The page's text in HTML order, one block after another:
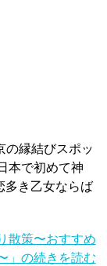
の縁結びスポッ
本で初めて神
多き乙女ならば
散策〜おすすめ
」の続きを読む